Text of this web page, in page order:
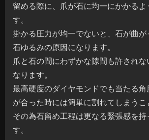
留める際に、爪が石に均一にかかるよ
す。
掛かる圧力が均一でないと、石が曲が
石ゆるみの原因になります。
爪と石の間にわずかな隙間も許され
なります。
最高硬度のダイヤモンドでも当たる
が合った時には簡単に割れてしまうこ
その為石留め工程は更なる緊張感を持
す。